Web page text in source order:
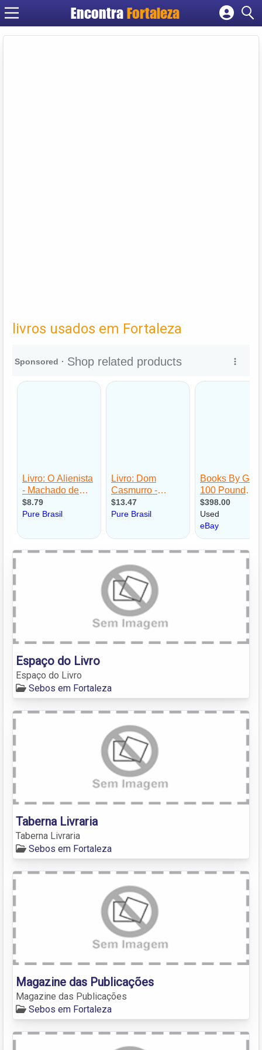
EncontraFortaleza
Cadastrar empresa
livros usados em Fortaleza
Espaço do Livro
Espaço do Livro
Sebos em Fortaleza
Taberna Livraria
Taberna Livraria
Sebos em Fortaleza
Magazine das Publicações
Magazine das Publicações
Sebos em Fortaleza